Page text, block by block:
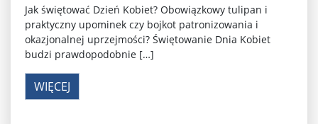
Jak świętować Dzień Kobiet? Obowiązkowy tulipan i
praktyczny upominek czy bojkot patronizowania i
okazjonalnej uprzejmości? Świętowanie Dnia Kobiet
budzi prawdopodobnie […]
WIĘCEJ